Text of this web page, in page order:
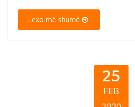
Lexo më shumë
25
FEB